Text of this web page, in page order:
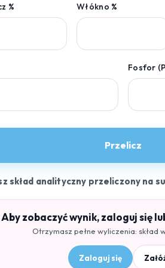
% Włókno %
Fosfor
Przelicz
skład analityczny przeliczony na
Aby zobaczyć wynik, zaloguj się
Otrzymasz pełne wyliczenia: skład
Zaloguj się